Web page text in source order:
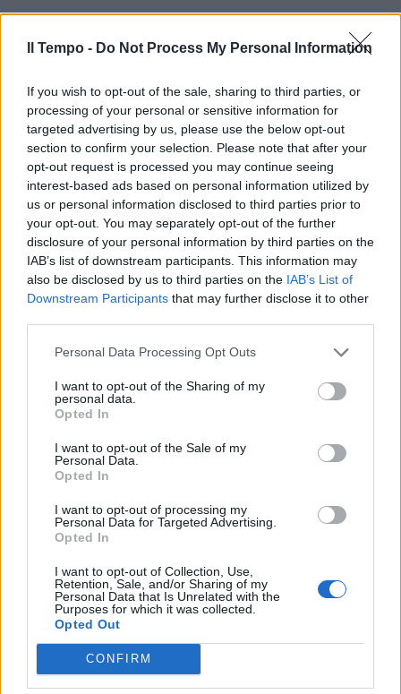
Il Tempo - Do Not Process My Personal Information
If you wish to opt-out of the sale, sharing to third parties, or
processing of your personal or sensitive information for
targeted advertising by us, please use the below opt-out
section to confirm your selection. Please note that after your
opt-out request is processed you may continue seeing
interest-based ads based on personal information utilized by
us or personal information disclosed to third parties prior to
your opt-out. You may separately opt-out of the further
disclosure of your personal information by third parties on the
IAB’s list of downstream participants. This information may
also be disclosed by us to third parties on the IAB’s List of
Downstream Participants that may further disclose it to other
Personal Data Processing Opt Outs
I want to opt-out of the Sharing of my
personal data.
Opted In
I want to opt-out of the Sale of my
Personal Data.
Opted In
I want to opt-out of processing my
Personal Data for Targeted Advertising.
Opted In
I want to opt-out of Collection, Use,
Retention, Sale, and/or Sharing of my
Personal Data that Is Unrelated with the
Purposes for which it was collected.
Opted Out
CONFIRM
In evidenza